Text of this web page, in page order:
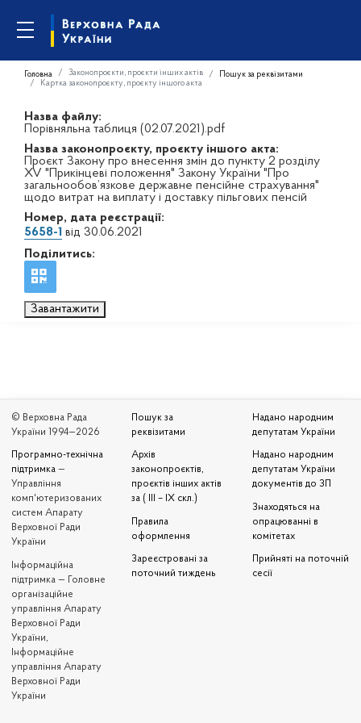
Головна Законопроєкти, проєкти інших актів
Пошук за реквізитами
Картка законопроєкту, проєкту іншого акта
Назва файлу:
Порівняльна таблиця (02.07.2021).pdf
Назва законопроєкту, проєкту іншого акта:
Проєкт Закону про внесення змін до пункту 2 розділу
XV "Прикінцеві положення" Закону України "Про
загальнообов’язкове державне пенсійне страхування"
щодо витрат на виплату і доставку пільгових пенсій
Номер, дата реєстрації:
5658-1 від 30.06.2021
Поділитись:
Завантажити
© Верховна Рада
України 1994—2026
Програмно-технічна
підтримка —
Управління
комп'ютеризованих
систем Апарату
Верховної Ради
України
Iнформаційна
підтримка — Головне
організаційне
управління Апарату
Верховної Ради
України,
Інформаційне
управління Апарату
Верховної Ради
України
Пошук за
реквізитами
Архів
законопроєктів,
проєктів інших актів
за ( III – IX скл.)
Правила
оформлення
Зареєстровані за
поточний тиждень
Надано народним
депутатам України
Надано народним
депутатам України
документів до ЗП
Знаходяться на
опрацюванні в
комітетах
Прийняті на поточній
сесії